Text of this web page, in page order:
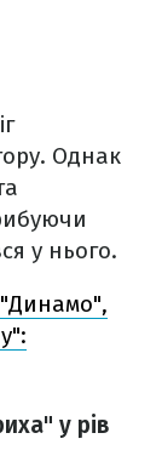
Однак
у нього.
"Динамо",
у рів